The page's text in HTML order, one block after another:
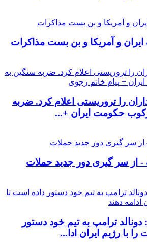
ایران و آمریکا و بن بست مذاکرات
را تروریستی اعلام کرد. ضربه
حکومت ایران +...
- از سر گیری دور جدید حملات
ترامپ به تیم خود دستور
با رژیم ایران ادا...